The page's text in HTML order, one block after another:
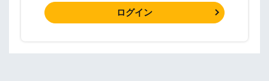
ログイン